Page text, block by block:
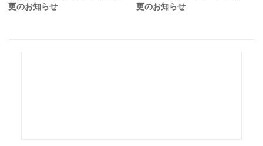
更のお知らせ
更のお知らせ